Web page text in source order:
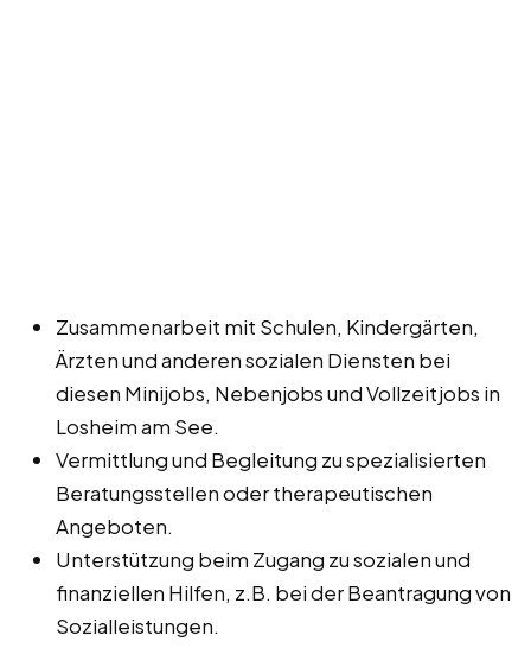
Zusammenarbeit mit Schulen, Kindergärten,
Ärzten und anderen sozialen Diensten bei
diesen Minijobs, Nebenjobs und Vollzeitjobs in
Losheim am See.
Vermittlung und Begleitung zu spezialisierten
Beratungsstellen oder therapeutischen
Angeboten.
Unterstützung beim Zugang zu sozialen und
finanziellen Hilfen, z.B. bei der Beantragung von
Sozialleistungen.